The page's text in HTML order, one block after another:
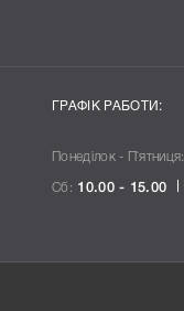
ГРАФІК РАБОТИ:
Понеділок - П`ятниця:
Сб: 10.00 - 15.00